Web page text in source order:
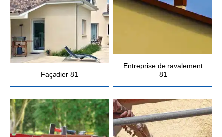
Façadier 81
Entreprise de ravalement
81